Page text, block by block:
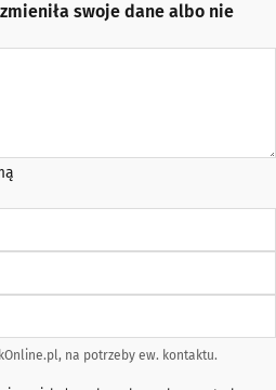
swoje dane albo nie
na potrzeby ew. kontaktu.